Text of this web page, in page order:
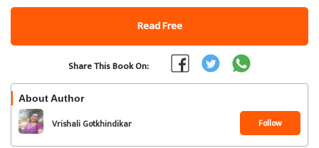
Read Free
Share This Book On:
About Author
Vrishali Gotkhindikar Follow